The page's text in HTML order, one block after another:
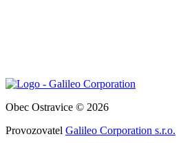
Obec Ostravice © 2026
Provozovatel Galileo Corporation s.r.o.